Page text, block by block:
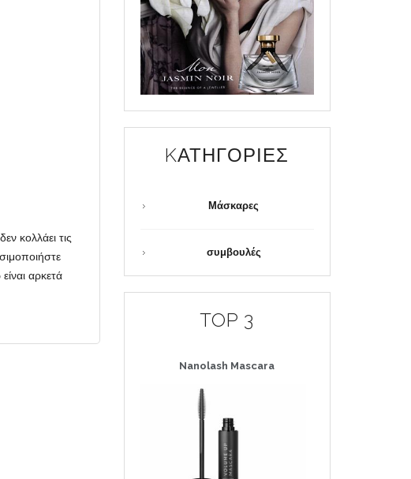
κολλάει τις
αρκετά
KΑΤΗΓΟΡΊΕΣ
Μάσκαρες
συμβουλές
TOP 3
Nanolash Mascara